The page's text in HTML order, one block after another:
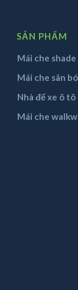
SẢN PHẨM
Mái che shade
Mái che sân
Nhà để xe ô tô
Mái che